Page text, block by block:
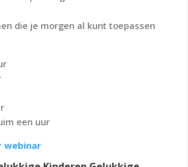
die je morgen al kunt toepassen
een uur
webinar